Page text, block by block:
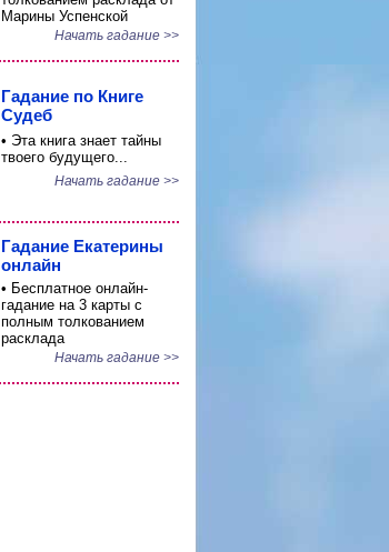
Марины Успенской
Начать гадание >>
Гадание по Книге
Судеб
• Эта книга знает тайны
твоего будущего...
Начать гадание >>
Гадание Екатерины
онлайн
• Бесплатное онлайн-
гадание на 3 карты с
полным толкованием
расклада
Начать гадание >>